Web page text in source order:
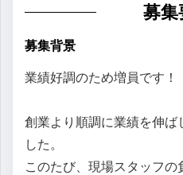
募集
募集背景
業績好調のため増員です！
創業より順調に業績を伸ば
した。
このたび、現場スタッフ